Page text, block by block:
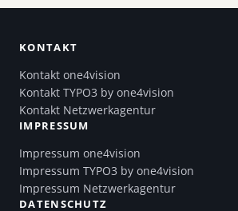
KONTAKT
Kontakt one4vision
Kontakt TYPO3 by one4vision
Kontakt Netzwerkagentur
IMPRESSUM
Impressum one4vision
Impressum TYPO3 by one4vision
Impressum Netzwerkagentur
DATENSCHUTZ